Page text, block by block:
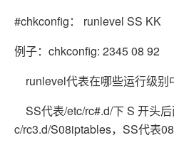
#chkconfig： runlevel SS KK
例子：chkconfig: 2345 08 92
runlevel代表在哪些运行级别
SS代表/etc/rc#.d/下 S 开头
c/rc3.d/S08iptables，SS代表08